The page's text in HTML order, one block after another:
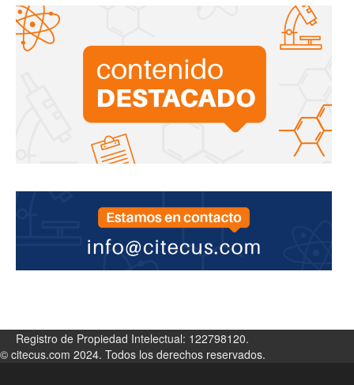
Registro de Propiedad Intelectual: 122798120.
© citecus.com 2024. Todos los derechos reservados.